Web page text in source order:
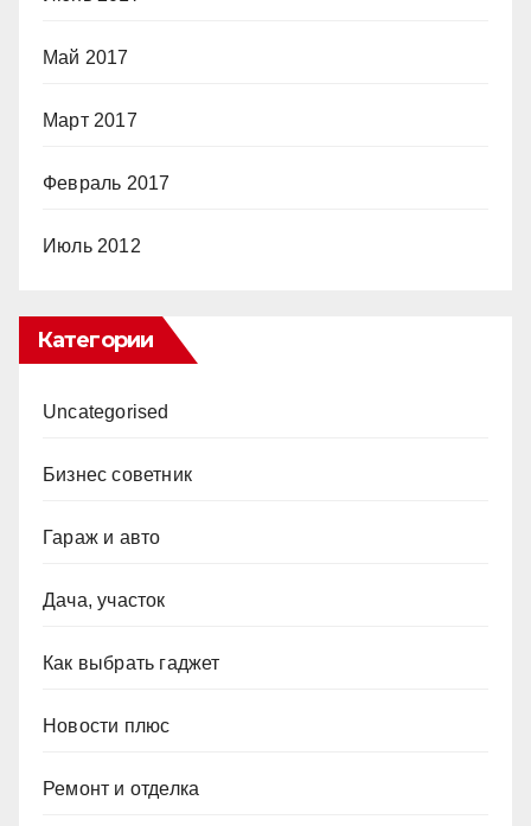
Май 2017
Март 2017
Февраль 2017
Июль 2012
Категории
Uncategorised
Бизнес советник
Гараж и авто
Дача, участок
Как выбрать гаджет
Новости плюс
Ремонт и отделка